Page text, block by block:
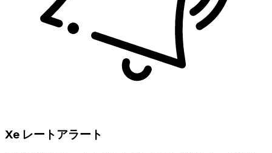
Xe レートアラート